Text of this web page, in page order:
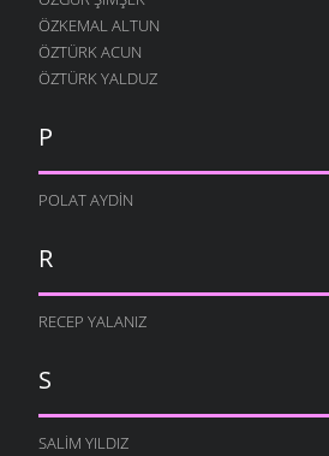
ÖZKEMAL ALTUN
ÖZTÜRK ACUN
ÖZTÜRK YALDUZ
P
POLAT AYDIN
R
RECEP YALANIZ
S
SALIM YILDIZ